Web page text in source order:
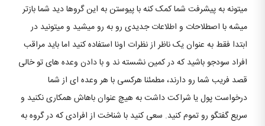
میتونه به پیشرفت شما کمک کنه با پیوستن به این گروها دید شما بازتر
میشه با اصطلاحات و اطلاعات جدیدی رو به رو میشید و میتونید در
ابتدا فقط به عنوان یک ناظر از نظرات اونا استفاده کنید اما باید مراقب
افراد سودجو باشید که در کمین نشسته ند و با دادن وعده های تو خالی
قصد فریب شما رو دارند، مطمئنا هرکسی با هر وعده ای از شما
درخواست پول یا شراکت داشت به هیچ عنوان باهاش همکاری نکنید و
سریع گفتگو رو تموم کنید. سعی کنید با شناخت از افرادی که در گروه به